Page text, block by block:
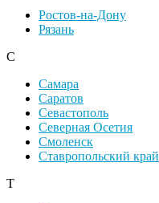
Ростов-на-Дону
Рязань
С
Самара
Саратов
Севастополь
Северная Осетия
Смоленск
Ставропольский край
Т